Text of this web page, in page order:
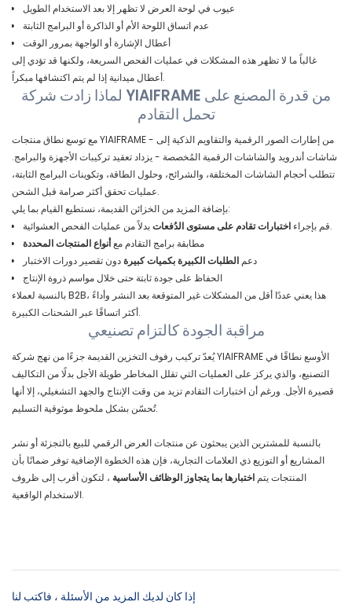
عيوب في لوحة العرض لا تظهر إلا بعد الاستخدام الطويل
عدم اتساق اللوحة الأم أو الذاكرة أو البرامج الثابتة
أعطال الإشارة أو الواجهة بمرور الوقت
غالباً ما لا تظهر هذه المشكلات في عمليات الفحص السريعة، ولكنها قد تؤدي إلى
أعطال ميدانية إذا لم يتم اكتشافها مبكراً.
لماذا زادت شركة YIAIFRAME من قدرة المصنع على
تحمل التقادم
مع توسع نطاق منتجات YIAIFRAME - من إطارات الصور الرقمية والتقاويم الذكية إلى
شاشات أندرويد والشاشات الرقمية المُخصصة - يزداد تعقيد تركيبات الأجهزة والبرامج.
تتطلب أحجام الشاشات المختلفة، والشرائح، وحلول الطاقة، وتكوينات البرامج الثابتة،
عمليات تحقق أكثر صرامة قبل الشحن.
بإضافة المزيد من الخزائن القديمة، نستطيع القيام بما يلي:
قم بإجراء اختبارات تقادم على مستوى الدُفعات
بدلاً من عمليات الفحص العشوائية.
مطابقة برامج التقادم معأنواع المنتجات المحددة
دعم الطلبات الكبيرة بكميات كبيرةدون تقصير دورات الاختبار
الحفاظ على جودة ثابتة حتى خلال مواسم ذروة الإنتاج
بالنسبة لعملاء B2B، هذا يعني عددًا أقل من المشكلات غير المتوقعة بعد النشر وأداءً
أكثر اتساقًا عبر الشحنات الكبيرة.
مراقبة الجودة كالتزام تصنيعي
يُعدّ تركيب رفوف التخزين القديمة جزءًا من نهج شركة YIAIFRAME الأوسع نطاقًا في
التصنيع، والذي يركز على العمليات التي تقلل المخاطر طويلة الأجل بدلًا من التكاليف
قصيرة الأجل. ورغم أن اختبارات التقادم تزيد من وقت الإنتاج والجهد التشغيلي، إلا أنها
تُحسّن بشكل ملحوظ موثوقية التسليم.
بالنسبة للمشترين الذين يبحثون عن منتجات العرض الرقمي للبيع بالتجزئة أو نشر
المشاريع أو التوزيع ذي العلامات التجارية، فإن هذه الخطوة الإضافية توفر ضمانًا بأن
المنتجات يتم اختبارها بما يتجاوز الوظائف الأساسية ، لتكون أقرب إلى ظروف
الاستخدام الواقعية.
إذا كان لديك المزيد من الأسئلة ، فاكتب لنا